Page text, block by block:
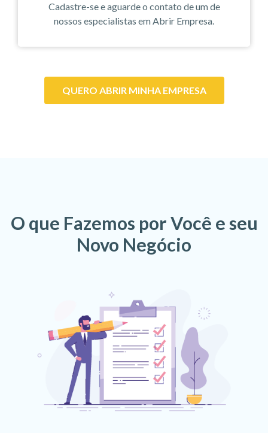
Cadastre-se e aguarde o contato de um de
nossos especialistas em Abrir Empresa.
QUERO ABRIR MINHA EMPRESA
O que Fazemos por Você e seu
Novo Negócio